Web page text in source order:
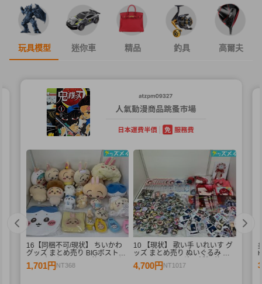
玩具模型 迷你車 精品 釣具 高爾夫
16【同梱不可/現状】 ちいかわ
グッズ まとめ売り BIGボストン
バッグ、ぬいぐるみ 他 / ちいか
わ
1,701円 NT368
10 【現状】 歌い手 いれいす グ
ッズ まとめ売り ぬいぐるみ バ
ッジ・キーホルダー 紙類 他
4,700円 NT1017